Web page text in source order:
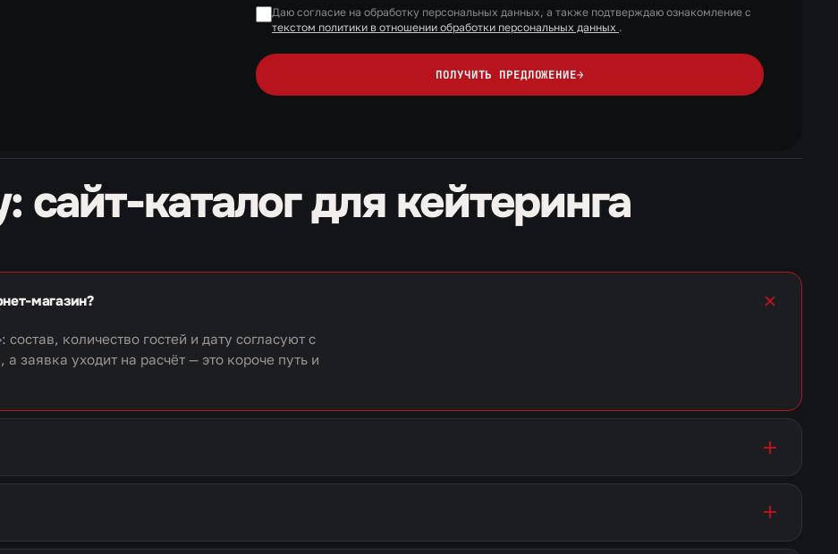
Даю согласие на обработку персональных данных, а также подтверждаю ознакомление с
текстом политики в отношении обработки персональных данных .
ПОЛУЧИТЬ ПРЕДЛОЖЕНИЕ→
сайт-каталог для кейтеринга
магазин?
количество гостей и дату согласуют с
уходит на расчёт — это короче путь и
и фотографиями блюд, которую
пришлось бы собирать вручную и
фотографии и стоимость меняются из